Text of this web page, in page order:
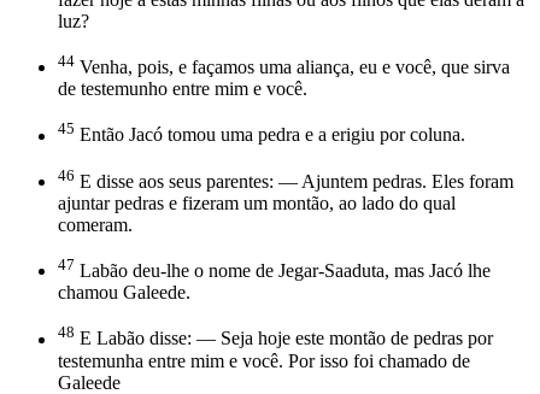
luz?
44 Venha, pois, e façamos uma aliança, eu e você, que sirva
de testemunho entre mim e você.
45 Então Jacó tomou uma pedra e a erigiu por coluna.
46 E disse aos seus parentes: — Ajuntem pedras. Eles foram
ajuntar pedras e fizeram um montão, ao lado do qual
comeram.
47 Labão deu-lhe o nome de Jegar-Saaduta, mas Jacó lhe
chamou Galeede.
48 E Labão disse: — Seja hoje este montão de pedras por
testemunha entre mim e você. Por isso foi chamado de
Galeede